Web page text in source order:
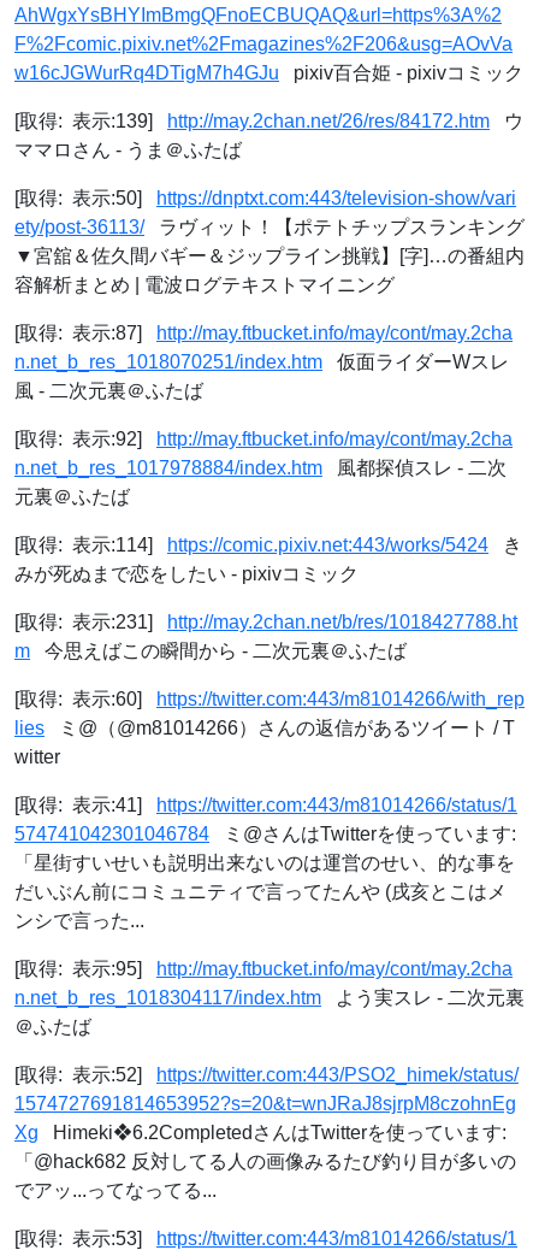
AhWgxYsBHYImBmgQFnoECBUQAQ&url=https%3A%2
F%2Fcomic.pixiv.net%2Fmagazines%2F206&usg=AOvVa
w16cJGWurRq4DTigM7h4GJu pixiv百合姫 - pixivコミック
[取得: 表示:139] http://may.2chan.net/26/res/84172.htm ウ
ママロさん - うま＠ふたば
[取得: 表示:50]
https://dnptxt.com:443/television-show/vari
ety/post-36113/ラヴィット！【ポテトチップスランキング
▼宮舘＆佐久間バギー＆ジップライン挑戦】[字]…の番組内
容解析まとめ | 電波ログテキストマイニング
[取得: 表示:87]
http://may.ftbucket.info/may/cont/may.2cha
n.net_b_res_1018070251/index.htm 仮面ライダーWスレ
風 - 二次元裏＠ふたば
[取得: 表示:92]
http://may.ftbucket.info/may/cont/may.2cha
n.net_b_res_1017978884/index.htm 風都探偵スレ - 二次
元裏＠ふたば
[取得: 表示:114] https://comic.pixiv.net:443/works/5424 き
みが死ぬまで恋をしたい - pixivコミック
[取得: 表示:231]
http://may.2chan.net/b/res/1018427788.ht
m 今思えばこの瞬間から - 二次元裏＠ふたば
[取得: 表示:60]
https://twitter.com:443/m81014266/with_rep
lies ミ@（@m81014266）さんの返信があるツイート / T
witter
[取得: 表示:41]
https://twitter.com:443/m81014266/status/1
574741042301046784 ミ@さんはTwitterを使っています:
「星街すいせいも説明出来ないのは運営のせい、的な事を
だいぶん前にコミュニティで言ってたんや (戌亥とこはメ
ンシで言った...
[取得: 表示:95]
http://may.ftbucket.info/may/cont/may.2cha
n.net_b_res_1018304117/index.htm よう実スレ - 二次元裏
＠ふたば
[取得: 表示:52]
https://twitter.com:443/PSO2_himek/status/
1574727691814653952?s=20&t=wnJRaJ8sjrpM8czohnEg
Xg Himeki❖6.2CompletedさんはTwitterを使っています:
「@hack682 反対してる人の画像みるたび釣り目が多いの
でアッ...ってなってる...
[取得: 表示:53] https://twitter.com:443/m81014266/status/1